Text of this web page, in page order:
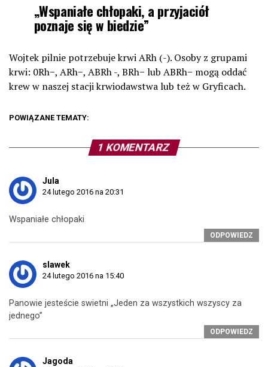
„Wspaniałe chłopaki, a przyjaciół
poznaje się w biedzie”
Wojtek pilnie potrzebuje krwi ARh (-). Osoby z grupami
krwi: 0Rh−, ARh−, ABRh -, BRh− lub ABRh− mogą oddać
krew w naszej stacji krwiodawstwa lub też w Gryficach.
POWIĄZANE TEMATY:
1 KOMENTARZ
Jula
24 lutego 2016 na 20:31
Wspaniałe chłopaki
ODPOWIEDZ
slawek
24 lutego 2016 na 15:40
Panowie jesteście swietni „Jeden za wszystkich wszyscy za
jednego”
ODPOWIEDZ
Jagoda